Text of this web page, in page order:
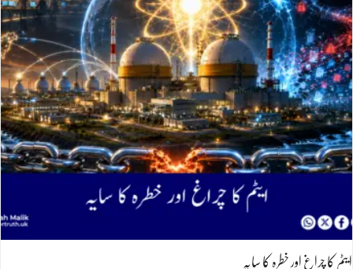
ایٹم کا چراغ اور خطرہ کا سایہ